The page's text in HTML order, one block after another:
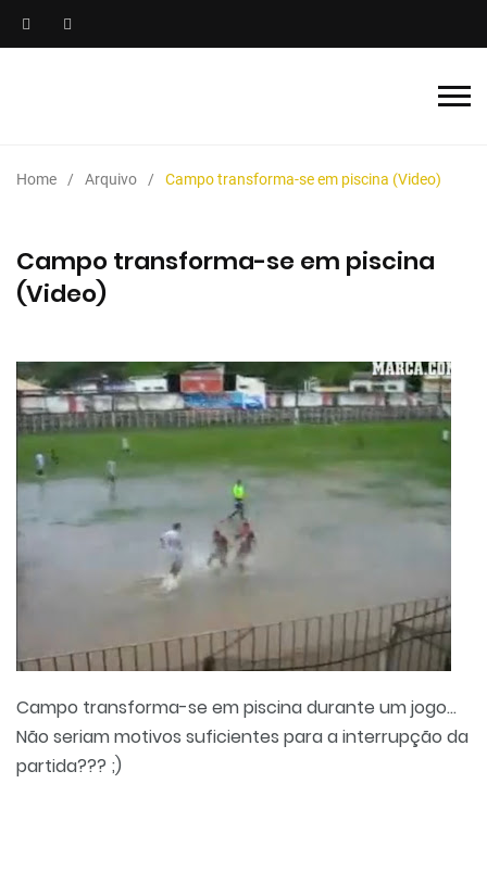
Home Arquivo Campo transforma-se em piscina (Video)
Campo transforma-se em piscina
(Video)
Campo transforma-se em piscina durante um jogo...
Não seriam motivos suficientes para a interrupção da
partida??? ;)